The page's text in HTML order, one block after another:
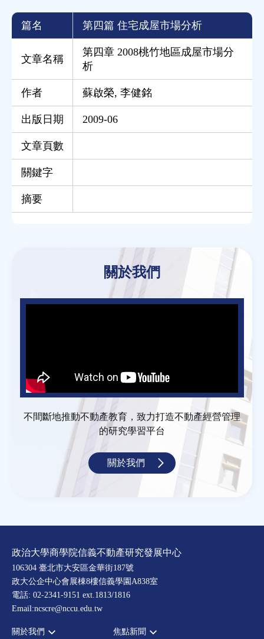
篇名 第四篇 住宅成屋市場分析
文章名稱
第四章 2008桃竹地區成屋市場分
析
作者 蘇啟榮,李健銘
出版日期 2009-06
文章頁數
關鍵字
摘要
關於我們
不間斷地推動不動產教育，致力打造不動產經營管理
的研究學習平台
關於我們
政治大學商學院信義不動產研究發展中心
106304 臺北市大安區金華街187號
政大公企中心會展棟8樓信義學園A838室
電話: 02-2341-9151 ext.1813/1816
Email:ncscre@nccu.edu.tw
關於我們 焦點新聞